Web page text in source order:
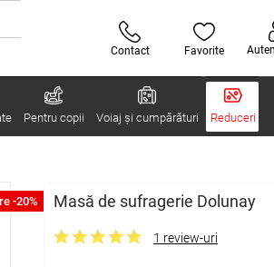
Contact Favorite
Pentru copii Voiaj și cumpărături Reduceri
-20% Masă de sufragerie Dolunay
1 review-uri